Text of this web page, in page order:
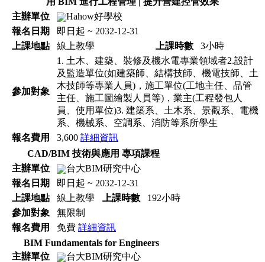
主辦單位
Hahow好學校
報名日期
即日起 ~ 2032-12-31
上課地點
線上教學 上課時數 3小時
參加對象
1. 土木、建築、裝修及機水電專業領域者2.設計
及監造單位(如建築師、結構技師、機電技師、土
木技師等專業人員)，施工單位(工地主任、品管
主任、施工圖繪製人員等)，業主(工程發包人
員、使用單位)3. 建築系、土木系、景觀系、電機
系、機械系、空調系、消防等系所學生
報名費用
3,600 詳細資訊
CAD/BIM 技術與應用 專項課程
主辦單位
台大BIM研究中心
報名日期
即日起 ~ 2032-12-31
上課地點
線上教學 上課時數
192小時
參加對象
無限制
報名費用
免費 詳細資訊
BIM Fundamentals for Engineers
主辦單位
台大BIM研究中心